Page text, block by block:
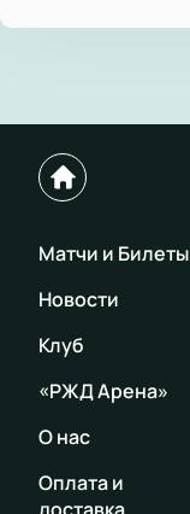
Матчи и Билеты
Новости
Клуб
«РЖД Арена»
О нас
Оплата и